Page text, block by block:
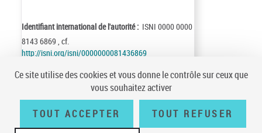
Identifiant international de l'autorité : ISNI 0000 0000
8143 6869 , cf.
http://isni.org/isni/0000000081436869
Notice n° :FRBNF13516484
Mise à jour :19/02/08
Ce site utilise des cookies et vous donne le contrôle sur ceux que
vous souhaitez activer
TOUT ACCEPTER TOUT REFUSER